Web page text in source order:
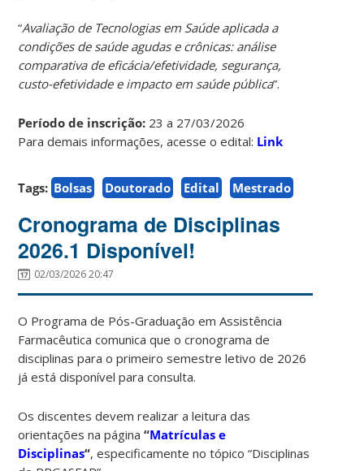
“Avaliação de Tecnologias em Saúde aplicada a
condições de saúde agudas e crônicas: análise
comparativa de eficácia/efetividade, segurança,
custo-efetividade e impacto em saúde pública”.
Período de inscrição: 23 a 27/03/2026
Para demais informações, acesse o edital: Link
Tags: Bolsas Doutorado Edital Mestrado
Cronograma de Disciplinas
2026.1 Disponível!
02/03/2026 20:47
O Programa de Pós-Graduação em Assistência
Farmacêutica comunica que o cronograma de
disciplinas para o primeiro semestre letivo de 2026
já está disponível para consulta.
Os discentes devem realizar a leitura das
orientações na página“Matrículas e
Disciplinas“, especificamente no tópico “Disciplinas